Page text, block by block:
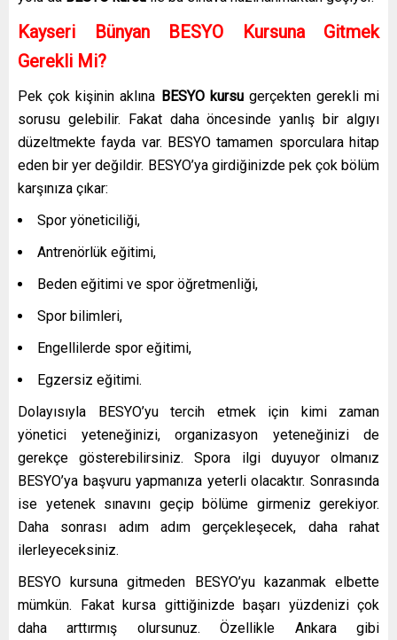
Kayseri Bünyan BESYO Kursuna Gitmek
Gerekli Mi?
Pek çok kişinin aklına BESYO kursu gerçekten gerekli mi
sorusu gelebilir. Fakat daha öncesinde yanlış bir algıyı
düzeltmekte fayda var. BESYO tamamen sporculara hitap
eden bir yer değildir. BESYO’ya girdiğinizde pek çok bölüm
karşınıza çıkar:
Spor yöneticiliği,
Antrenörlük eğitimi,
Beden eğitimi ve spor öğretmenliği,
Spor bilimleri,
Engellilerde spor eğitimi,
Egzersiz eğitimi.
Dolayısıyla BESYO’yu tercih etmek için kimi zaman
yönetici yeteneğinizi, organizasyon yeteneğinizi de
gerekçe gösterebilirsiniz. Spora ilgi duyuyor olmanız
BESYO’ya başvuru yapmanıza yeterli olacaktır. Sonrasında
ise yetenek sınavını geçip bölüme girmeniz gerekiyor.
Daha sonrası adım adım gerçekleşecek, daha rahat
ilerleyeceksiniz.
BESYO kursuna gitmeden BESYO’yu kazanmak elbette
mümkün. Fakat kursa gittiğinizde başarı yüzdenizi çok
daha arttırmış olursunuz. Özellikle Ankara gibi